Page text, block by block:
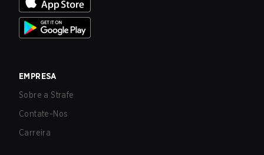
EMPRESA
Sobre a Strafe
Contate-Nos
Carreira